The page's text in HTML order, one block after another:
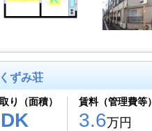
ずみ荘
り（面積） 賃料（管理費等）
3.6万円